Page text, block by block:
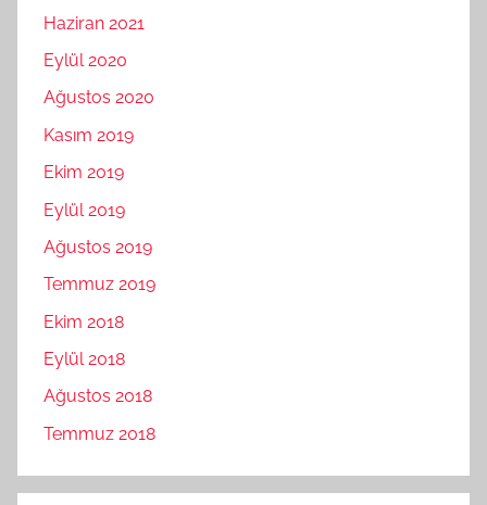
Haziran 2021
Eylül 2020
Ağustos 2020
Kasım 2019
Ekim 2019
Eylül 2019
Ağustos 2019
Temmuz 2019
Ekim 2018
Eylül 2018
Ağustos 2018
Temmuz 2018